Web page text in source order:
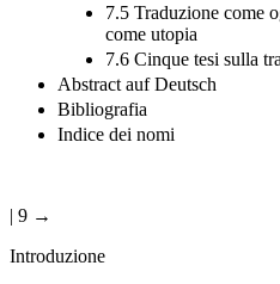
7.5 Traduzione come
come utopia
7.6 Cinque tesi sulla
Abstract auf Deutsch
Bibliografia
Indice dei nomi
| 9 →
Introduzione